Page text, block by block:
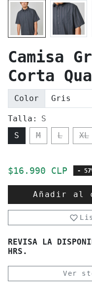
Camisa
Corta
Color
Talla:
S
S
M L XL
Precio de
$16.990 CLP -
Añadir al
REVISA LA
HRS.
Ver